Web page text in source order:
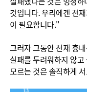
것입니다. 우리에겐 천
이 필요합니다."
그러자 그동안 천재 흉
실패를 두려워하지 않
모르는 것은 솔직하게